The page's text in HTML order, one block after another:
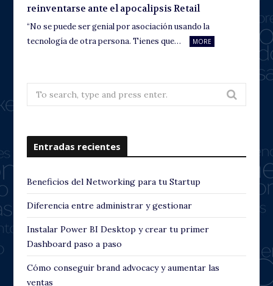
reinventarse ante el apocalipsis Retail
“No se puede ser genial por asociación usando la
tecnología de otra persona. Tienes que…
MORE
Search
for:
Entradas recientes
Beneficios del Networking para tu Startup
Diferencia entre administrar y gestionar
Instalar Power BI Desktop y crear tu primer
Dashboard paso a paso
Cómo conseguir brand advocacy y aumentar las
ventas